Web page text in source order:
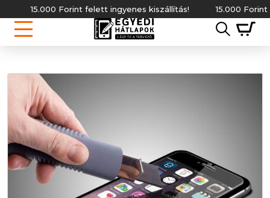
15.000 Forint felett ingyenes kiszállítás! 15.000 Forint